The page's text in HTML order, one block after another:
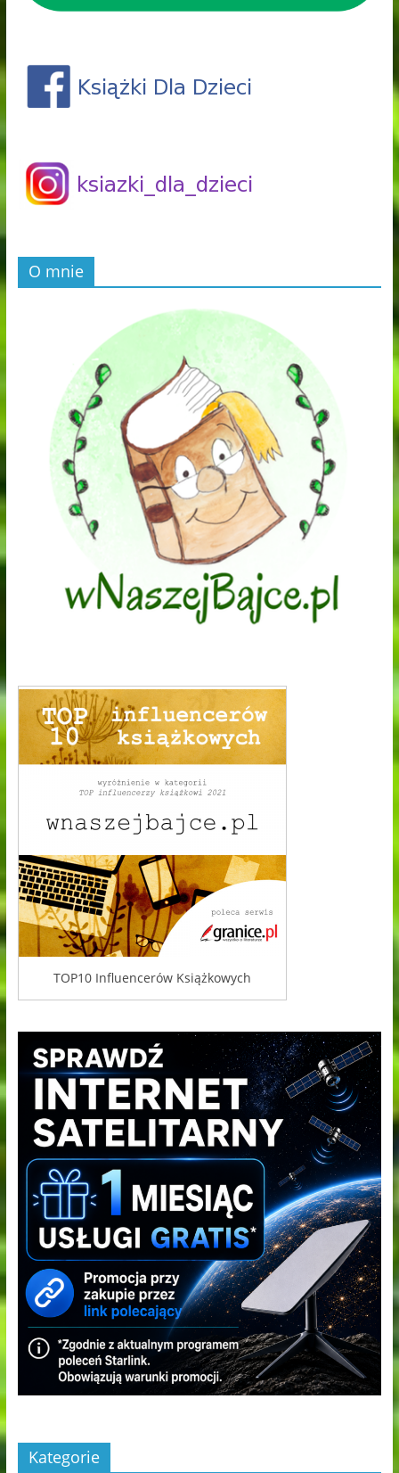
O mnie
TOP10 Influencerów Książkowych
Kategorie